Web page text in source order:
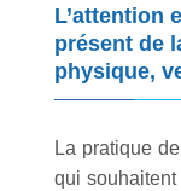
L’attention
présent de
physique,
La pratique
qui